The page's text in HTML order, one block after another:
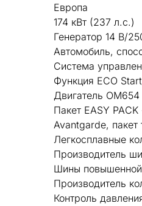
Европа
174 кВт (237 л.с.)
Генератор 14 В/
Автомобиль,
Система
Функция ECO
Двигатель
Пакет EASY
Avantgarde, пакет
Легкосплавные
Производитель
Шины повышенной
Производитель
Контроль